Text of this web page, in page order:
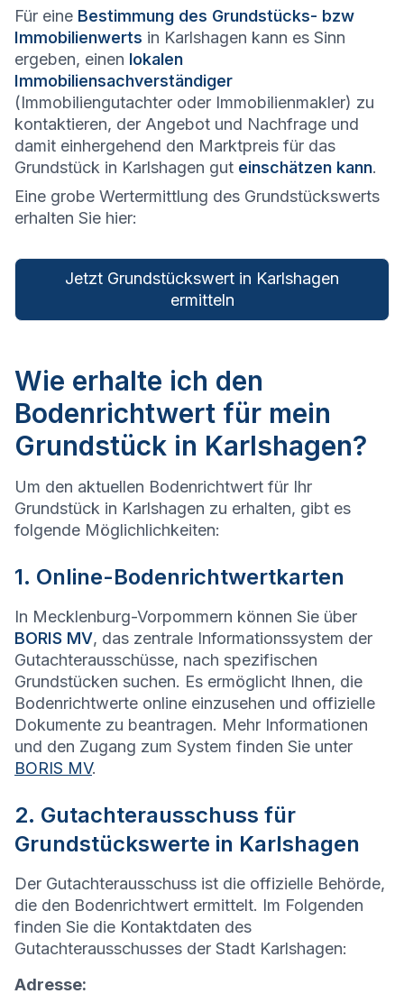
Für eine Bestimmung des Grundstücks- bzw
Immobilienwerts in Karlshagen kann es Sinn
ergeben, einen lokalen
Immobiliensachverständiger
(Immobiliengutachter oder Immobilienmakler) zu
kontaktieren, der Angebot und Nachfrage und
damit einhergehend den Marktpreis für das
Grundstück in Karlshagen gut einschätzen kann.
Eine grobe Wertermittlung des Grundstückswerts
erhalten Sie hier:
Jetzt Grundstückswert in Karlshagen
ermitteln
Wie erhalte ich den
Bodenrichtwert für mein
Grundstück in Karlshagen?
Um den aktuellen Bodenrichtwert für Ihr
Grundstück in Karlshagen zu erhalten, gibt es
folgende Möglichlichkeiten:
1. Online-Bodenrichtwertkarten
In Mecklenburg-Vorpommern können Sie über
BORIS MV, das zentrale Informationssystem der
Gutachterausschüsse, nach spezifischen
Grundstücken suchen. Es ermöglicht Ihnen, die
Bodenrichtwerte online einzusehen und offizielle
Dokumente zu beantragen. Mehr Informationen
und den Zugang zum System finden Sie unter
BORIS MV.
2. Gutachterausschuss für
Grundstückswerte in Karlshagen
Der Gutachterausschuss ist die offizielle Behörde,
die den Bodenrichtwert ermittelt. Im Folgenden
finden Sie die Kontaktdaten des
Gutachterausschusses der Stadt Karlshagen:
Adresse: